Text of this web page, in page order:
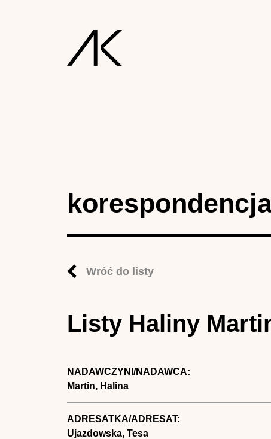
Wróć do listy
Listy Haliny
NADAWCZYNI/NADAWCA:
Martin, Halina
ADRESATKA/ADRESAT:
Ujazdowska, Tesa